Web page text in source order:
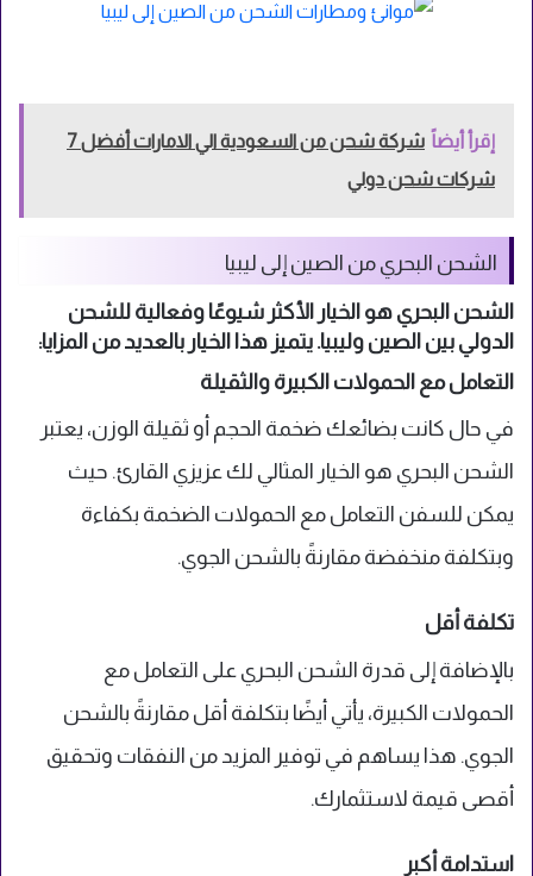
إقرأ أيضاً
شركة شحن من السعودية الي الامارات أفضل 7
شركات شحن دولي
الشحن البحري من الصين إلى ليبيا
الشحن البحري هو الخيار الأكثر شيوعًا وفعالية للشحن
الدولي بين الصين وليبيا. يتميز هذا الخيار بالعديد من المزايا:
التعامل مع الحمولات الكبيرة والثقيلة
في حال كانت بضائعك ضخمة الحجم أو ثقيلة الوزن، يعتبر
الشحن البحري هو الخيار المثالي لك عزيزي القارئ. حيث
يمكن للسفن التعامل مع الحمولات الضخمة بكفاءة
وبتكلفة منخفضة مقارنةً بالشحن الجوي.
تكلفة أقل
بالإضافة إلى قدرة الشحن البحري على التعامل مع
الحمولات الكبيرة، يأتي أيضًا بتكلفة أقل مقارنةً بالشحن
الجوي. هذا يساهم في توفير المزيد من النفقات وتحقيق
أقصى قيمة لاستثمارك.
استدامة أكبر